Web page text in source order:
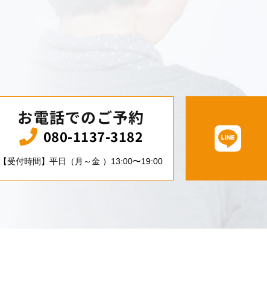
お電話でのご予約
080-1137-3182
【受付時間】平日（月～金 ）13:00〜19:00